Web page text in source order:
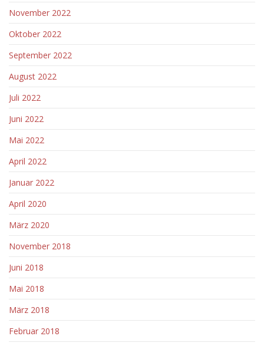
November 2022
Oktober 2022
September 2022
August 2022
Juli 2022
Juni 2022
Mai 2022
April 2022
Januar 2022
April 2020
März 2020
November 2018
Juni 2018
Mai 2018
März 2018
Februar 2018